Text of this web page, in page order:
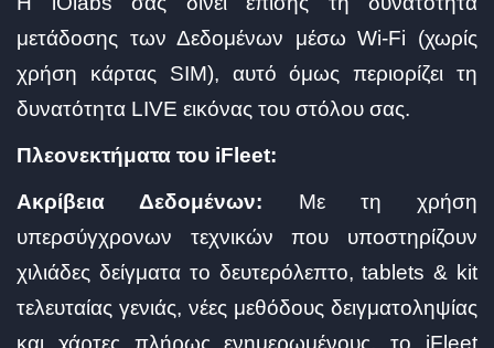
μετάδοσης των Δεδομένων μέσω Wi-Fi (χωρίς
χρήση κάρτας SIM), αυτό όμως περιορίζει τη
δυνατότητα LIVE εικόνας του στόλου σας.
Πλεονεκτήματα του iFleet:
Ακρίβεια Δεδομένων: Με τη χρήση
υπερσύγχρονων τεχνικών που υποστηρίζουν
χιλιάδες δείγματα το δευτερόλεπτο, tablets & kit
τελευταίας γενιάς, νέες μεθόδους δειγματοληψίας
και χάρτες πλήρως ενημερωμένους, το iFleet